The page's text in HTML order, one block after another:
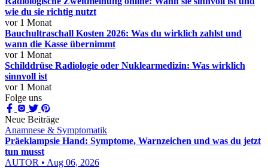
wie du sie richtig nutzt
vor 1 Monat
Bauchultraschall Kosten 2026: Was du wirklich zahlst und
wann die Kasse übernimmt
vor 1 Monat
Schilddrüse Radiologie oder Nuklearmedizin: Was wirklich
sinnvoll ist
vor 1 Monat
Folge uns
Neue Beiträge
Anamnese & Symptomatik
Präeklampsie Hand: Symptome, Warnzeichen und was du jetzt
tun musst
AUTOR • Aug 06, 2026